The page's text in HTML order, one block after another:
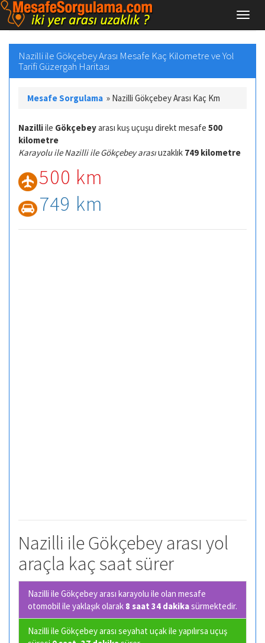
Nazilli ile Gökçebey Arası Mesafe Kaç Kilometre ve Yol
Tarifi Güzergah Haritası
Mesafe Sorgulama » Nazilli Gökçebey Arası Kaç Km
Nazilliile Gökçebeyarası kuş uçuşu direkt mesafe 500
kilometre
Karayolu ile Nazilli ile Gökçebey arasıuzaklık 749 kilometre
500 km
749 km
Nazilli ile Gökçebey arası yol
araçla kaç saat sürer
Nazilli ile Gökçebey arası karayolu ile olan mesafe
otomobil ile yaklaşık olarak 8 saat 34 dakikasürmektedir.
Nazilli ile Gökçebey arası seyahat uçak ile yapılırsa uçuş